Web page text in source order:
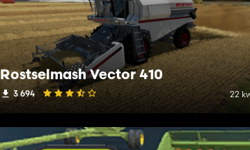
Rostselmash Vector 410
3 694 22